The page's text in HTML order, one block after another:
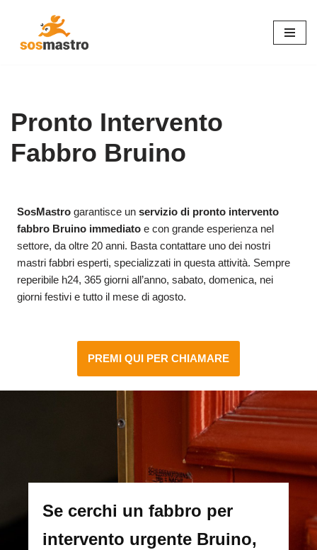
Pronto Intervento
Fabbro Bruino
SosMastro garantisce unservizio di pronto intervento
fabbro Bruino immediato e con grande esperienza nel
settore, da oltre 20 anni. Basta contattare uno dei nostri
mastri fabbri esperti, specializzati in questa attività. Sempre
reperibile h24, 365 giorni all’anno, sabato, domenica, nei
giorni festivi e tutto il mese di agosto.
PREMI QUI PER CHIAMARE
Se cerchi un fabbro per
intervento urgente Bruino,